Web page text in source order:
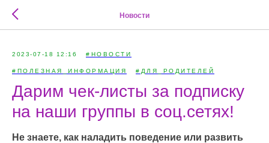
Новости
2023-07-18 12:16 #НОВОСТИ
#ПОЛЕЗНАЯ_ИНФОРМАЦИЯ #ДЛЯ_РОДИТЕЛЕЙ
Дарим чек-листы за подписку
на наши группы в соц.сетях!
Не знаете, как наладить поведение или развить